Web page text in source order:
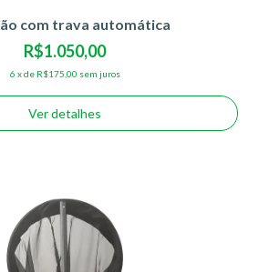
com trava automática
R$1.050,00
6 xde R$175,00 sem juros
Ver detalhes